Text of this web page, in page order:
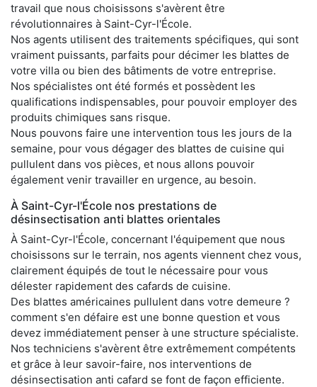
travail que nous choisissons s'avèrent être
révolutionnaires à Saint-Cyr-l'École.
Nos agents utilisent des traitements spécifiques, qui sont
vraiment puissants, parfaits pour décimer les blattes de
votre villa ou bien des bâtiments de votre entreprise.
Nos spécialistes ont été formés et possèdent les
qualifications indispensables, pour pouvoir employer des
produits chimiques sans risque.
Nous pouvons faire une intervention tous les jours de la
semaine, pour vous dégager des blattes de cuisine qui
pullulent dans vos pièces, et nous allons pouvoir
également venir travailler en urgence, au besoin.
À Saint-Cyr-l'École nos prestations de
désinsectisation anti blattes orientales
À Saint-Cyr-l'École, concernant l'équipement que nous
choisissons sur le terrain, nos agents viennent chez vous,
clairement équipés de tout le nécessaire pour vous
délester rapidement des cafards de cuisine.
Des blattes américaines pullulent dans votre demeure ?
comment s'en défaire est une bonne question et vous
devez immédiatement penser à une structure spécialiste.
Nos techniciens s'avèrent être extrêmement compétents
et grâce à leur savoir-faire, nos interventions de
désinsectisation anti cafard se font de façon efficiente.